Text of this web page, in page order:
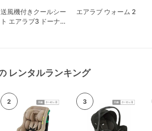
送風機付きクールシー
ト エアラブ3 ドーナ
エアラブ ウォーム 2
レンタルランキング